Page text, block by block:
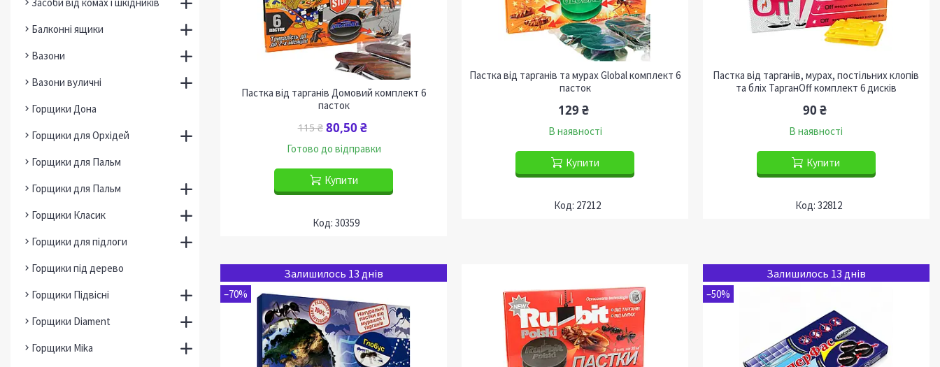
Пастка від тарганів Домовий комплект 6
пасток
115 ₴ 80,50 ₴
Готово до відправки
Купити
30359
Пастка від тарганів та мурах Global комплект 6
пасток
129 ₴
В наявності
Купити
27212
Пастка від тарганів, мурах, постільних клопів
та бліх ТарганOff комплект 6 дисків
90 ₴
В наявності
Купити
32812
Залишилось 13 днів
–70%
Залишилось 13 днів
–50%
Балконні ящики
Вазони
Вазони вуличні
Горщики Дона
Горщики для Орхідей
Горщики для Пальм
Горщики для Пальм
Горщики Класик
Горщики для підлоги
Горщики під дерево
Горщики Підвісні
Горщики Diament
Горщики Mika